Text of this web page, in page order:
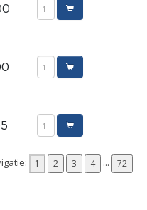
...